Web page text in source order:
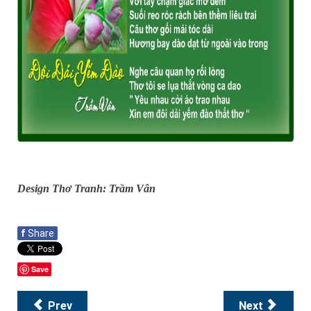
Design Thơ Tranh: Trầm Vân
f Share
Save
Prev Next